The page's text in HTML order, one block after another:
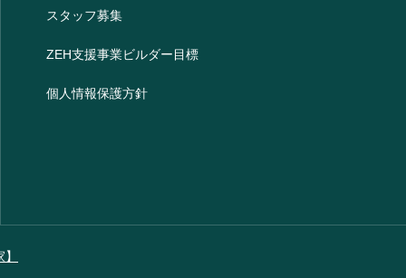
スタッフ募集
ZEH支援事業ビルダー目標
個人情報保護方針